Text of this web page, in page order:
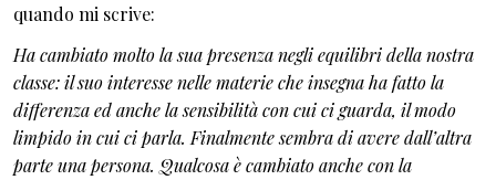
quando mi scrive:
Ha cambiato molto la sua presenza negli equilibri della nostra
classe: il suo interesse nelle materie che insegna ha fatto la
differenza ed anche la sensibilità con cui ci guarda, il modo
limpido in cui ci parla. Finalmente sembra di avere dall’altra
parte una persona. Qualcosa è cambiato anche con la